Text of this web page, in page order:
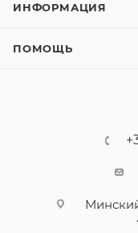
ИНФОРМАЦИЯ
ПОМОЩЬ